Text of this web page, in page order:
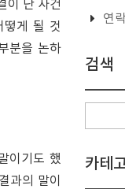
이 난 사건
떻게 될 것
분을 논하
이기도 했
과의 말이
연
검색
카테